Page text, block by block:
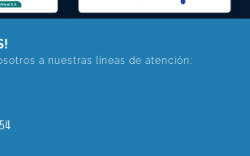
a nuestras líneas de atención: